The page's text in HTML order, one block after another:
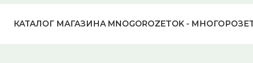
КАТАЛОГ МАГАЗИНА MNOGOROZETOK -